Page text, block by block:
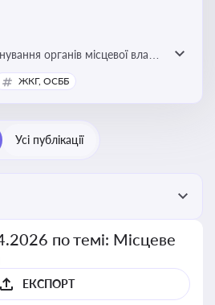
органів місцевої влади,
здійснюють управлінські
громад (міст, сіл, селищ)
ЖКГ, ОСББ
Усі публікації
по темі: Місцеве
ЕКСПОРТ